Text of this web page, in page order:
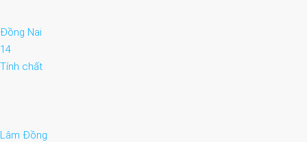
Đồng Nai
14
Tính chất
Lâm Đồng